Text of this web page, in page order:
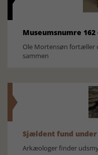
Museumsnumre 162
Ole Mortensøn fortæller
sammen
Sjældent fund under
Arkæologer finder